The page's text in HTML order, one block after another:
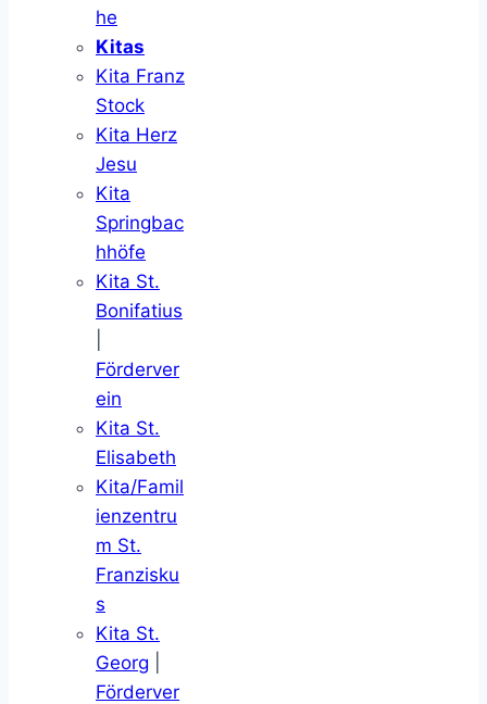
he
Kitas
Kita Franz
Stock
Kita Herz
Jesu
Kita
Springbac
hhöfe
Kita St.
Bonifatius
Förderver
ein
Kita St.
Elisabeth
Kita/Famil
ienzentru
m St.
Franzisku
s
Kita St.
Georg
Förderver